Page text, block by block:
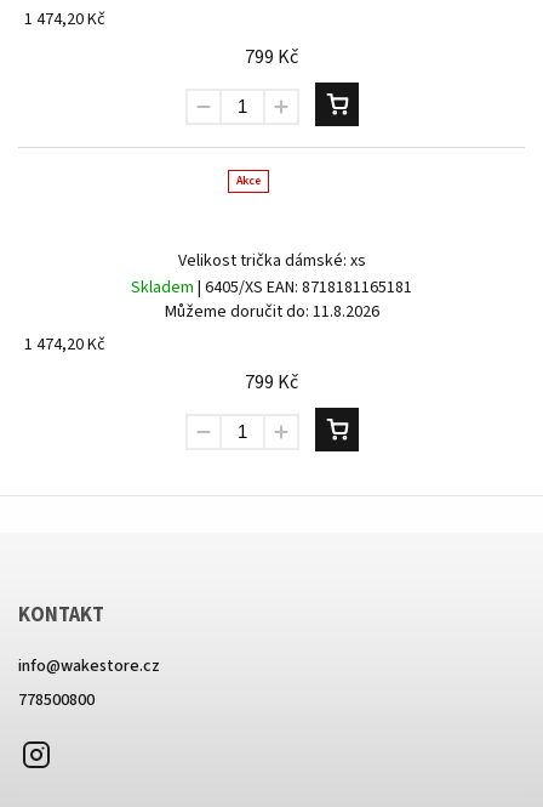
1 474,20 Kč
799 Kč
Akce
Velikost trička dámské: xs
Skladem | 6405/XS EAN: 8718181165181
Můžeme doručit do: 11.8.2026
1 474,20 Kč
799 Kč
KONTAKT
info@wakestore.cz
778500800